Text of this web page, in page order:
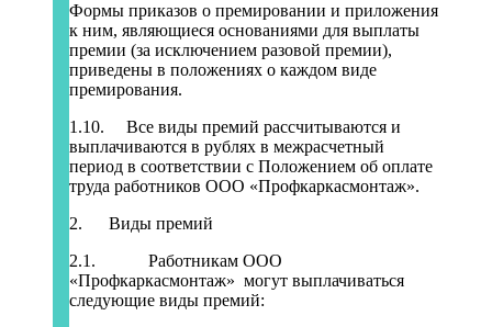
Формы приказов о премировании и приложения
к ним, являющиеся основаниями для выплаты
премии (за исключением разовой премии),
приведены в положениях о каждом виде
премирования.
1.10. Все виды премий рассчитываются и
выплачиваются в рублях в межрасчетный
период в соответствии с Положением об оплате
труда работников ООО «Профкаркасмонтаж».
2. Виды премий
2.1. Работникам ООО
«Профкаркасмонтаж» могут выплачиваться
следующие виды премий: